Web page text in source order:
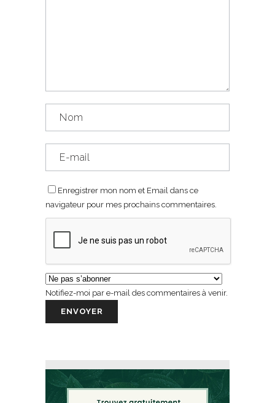
Enregistrer mon nom et Email dans ce
navigateur pour mes prochains commentaires.
Notifiez-moi par e-mail des commentaires à venir.